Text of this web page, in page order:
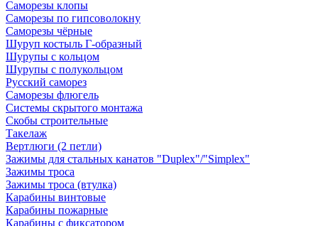
Саморезы клопы
Саморезы по гипсоволокну
Саморезы чёрные
Шуруп костыль Г-образный
Шурупы с кольцом
Шурупы с полукольцом
Русский саморез
Саморезы флюгель
Системы скрытого монтажа
Скобы строительные
Такелаж
Вертлюги (2 петли)
Зажимы для стальных канатов "Duplex"/"Simplex"
Зажимы троса
Зажимы троса (втулка)
Карабины винтовые
Карабины пожарные
Карабины с фиксатором